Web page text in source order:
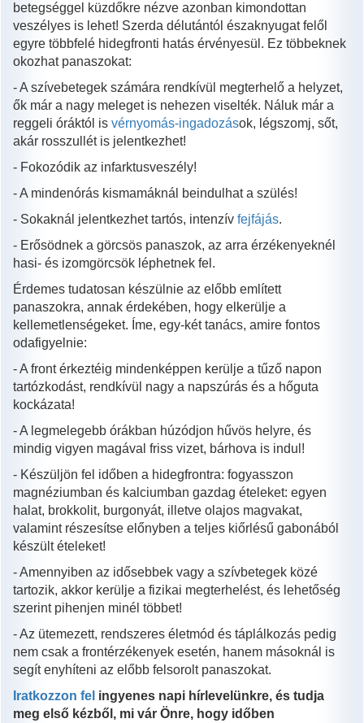
betegséggel küzdőkre nézve azonban kimondottan
veszélyes is lehet! Szerda délutántól északnyugat felől
egyre többfelé hidegfronti hatás érvényesül. Ez többeknek
okozhat panaszokat:
- A szívebetegek számára rendkívül megterhelő a helyzet,
ők már a nagy meleget is nehezen viselték. Náluk már a
reggeli óráktól is vérnyomás-ingadozások, légszomj, sőt,
akár rosszullét is jelentkezhet!
- Fokozódik az infarktusveszély!
- A mindenórás kismamáknál beindulhat a szülés!
- Sokaknál jelentkezhet tartós, intenzív fejfájás.
- Erősödnek a görcsös panaszok, az arra érzékenyeknél
hasi- és izomgörcsök léphetnek fel.
Érdemes tudatosan készülnie az előbb említett
panaszokra, annak érdekében, hogy elkerülje a
kellemetlenségeket. Íme, egy-két tanács, amire fontos
odafigyelnie:
- A front érkeztéig mindenképpen kerülje a tűző napon
tartózkodást, rendkívül nagy a napszúrás és a hőguta
kockázata!
- A legmelegebb órákban húzódjon hűvös helyre, és
mindig vigyen magával friss vizet, bárhova is indul!
- Készüljön fel időben a hidegfrontra: fogyasszon
magnéziumban és kalciumban gazdag ételeket: egyen
halat, brokkolit, burgonyát, illetve olajos magvakat,
valamint részesítse előnyben a teljes kiőrlésű gabonából
készült ételeket!
- Amennyiben az idősebbek vagy a szívbetegek közé
tartozik, akkor kerülje a fizikai megterhelést, és lehetőség
szerint pihenjen minél többet!
- Az ütemezett, rendszeres életmód és táplálkozás pedig
nem csak a frontérzékenyek esetén, hanem másoknál is
segít enyhíteni az előbb felsorolt panaszokat.
Iratkozzon fel ingyenes napi hírlevelünkre, és tudja
meg első kézből, mi vár Önre, hogy időben